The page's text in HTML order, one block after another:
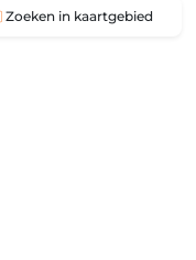
Zoeken in kaartgebied